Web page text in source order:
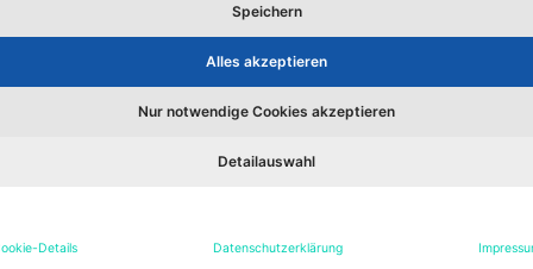
Bettina Meckel löst bei JLL Alexandra
Meyder-Cyrus ab
Meyder-Cyrus verlässt das Unternehmen.
7. August 2026
Speichern
Alles akzeptieren
Nur notwendige Cookies akzeptieren
Detailauswahl
Details Datenschutzerklärung